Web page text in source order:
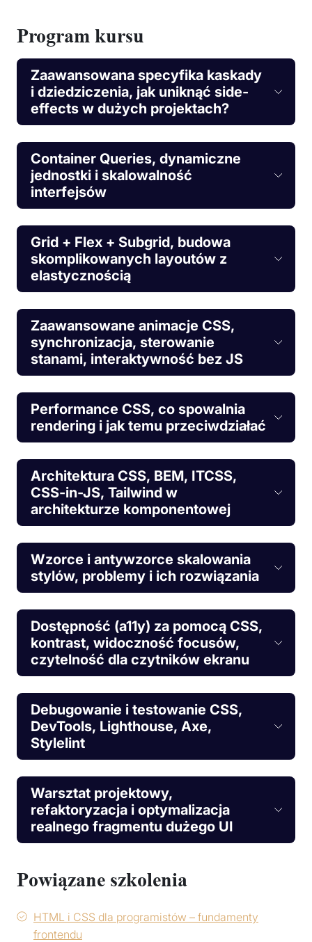
Program kursu
Zaawansowana specyfika kaskady
i dziedziczenia, jak uniknąć side-
effects w dużych projektach?
Container Queries, dynamiczne
jednostki i skalowalność
interfejsów
Grid + Flex + Subgrid, budowa
skomplikowanych layoutów z
elastycznością
Zaawansowane animacje CSS,
synchronizacja, sterowanie
stanami, interaktywność bez JS
Performance CSS, co spowalnia
rendering i jak temu przeciwdziałać
Architektura CSS, BEM, ITCSS,
CSS-in-JS, Tailwind w
architekturze komponentowej
Wzorce i antywzorce skalowania
stylów, problemy i ich rozwiązania
Dostępność (a11y) za pomocą CSS,
kontrast, widoczność focusów,
czytelność dla czytników ekranu
Debugowanie i testowanie CSS,
DevTools, Lighthouse, Axe,
Stylelint
Warsztat projektowy,
refaktoryzacja i optymalizacja
realnego fragmentu dużego UI
Powiązane szkolenia
HTML i CSS dla programistów – fundamenty
frontendu